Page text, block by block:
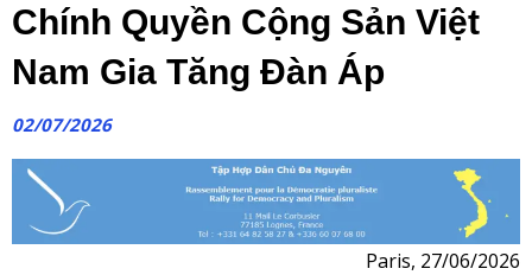
Chính Quyền Cộng Sản Việt
Nam Gia Tăng Đàn Áp
02/07/2026
Paris, 27/06/2026